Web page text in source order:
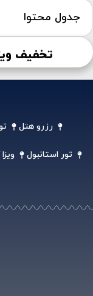
جدول محتوا
تخفیف
رزرو هتل
تور استانبول